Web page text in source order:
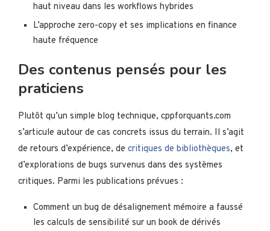
haut niveau dans les workflows hybrides
L’approche zero-copy et ses implications en finance
haute fréquence
Des contenus pensés pour les
praticiens
Plutôt qu’un simple blog technique, cppforquants.com
s’articule autour de cas concrets issus du terrain. Il s’agit
de retours d’expérience, de critiques de bibliothèques, et
d’explorations de bugs survenus dans des systèmes
critiques. Parmi les publications prévues :
Comment un bug de désalignement mémoire a faussé
les calculs de sensibilité sur un book de dérivés